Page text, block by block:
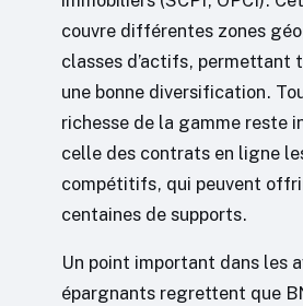
couvre différentes zones
classes d’actifs, permettant
une bonne diversification.
richesse de la gamme reste
celle des contrats en ligne
compétitifs, qui peuvent
centaines de supports.
Un point important dans les
épargnants regrettent que